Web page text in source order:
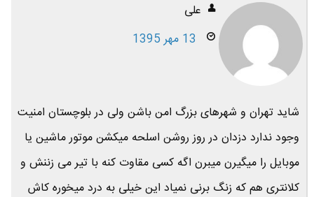
علی
13 مهر 1395
شاید تهران و شهرهای بزرگ امن باشن ولی در بلوچستان امنیت
وجود ندارد دزدان در روز روشن اسلحه میکشن موتور ماشین یا
موبایل را میگیرن میبرن اگه کسی مقاوت کنه با تیر می زننش و
کلانتری هم که زنگ برنی نمیاد این خیلی به درد میخوره کاش